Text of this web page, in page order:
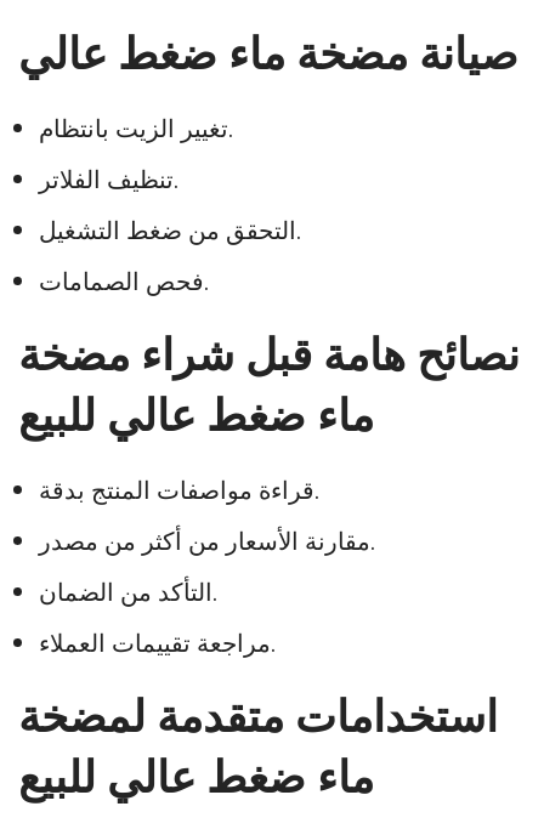
صيانة مضخة ماء ضغط عالي
تغيير الزيت بانتظام.
تنظيف الفلاتر.
التحقق من ضغط التشغيل.
فحص الصمامات.
نصائح هامة قبل شراء مضخة
ماء ضغط عالي للبيع
قراءة مواصفات المنتج بدقة.
مقارنة الأسعار من أكثر من مصدر.
التأكد من الضمان.
مراجعة تقييمات العملاء.
استخدامات متقدمة لمضخة
ماء ضغط عالي للبيع